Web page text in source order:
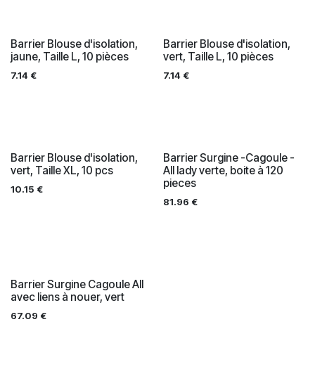
Barrier Blouse d'isolation,
jaune, Taille L, 10 pièces
7.14 €
Barrier Blouse d'isolation,
vert, Taille L, 10 pièces
7.14€
Barrier Blouse d'isolation,
vert, Taille XL, 10 pcs
10.15 €
Barrier Surgine -Cagoule -
All lady verte, boite à 120
pieces
81.96 €
Barrier Surgine Cagoule All
avec liens à nouer, vert
67.09 €